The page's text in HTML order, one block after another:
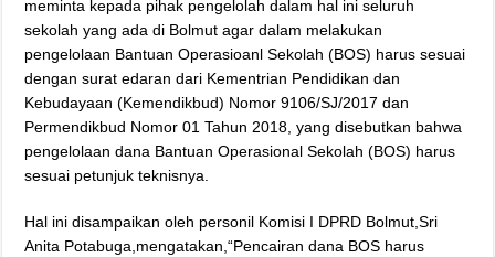
meminta kepada pihak pengelolah dalam hal ini seluruh
sekolah yang ada di Bolmut agar dalam melakukan
pengelolaan Bantuan Operasioanl Sekolah (BOS) harus sesuai
dengan surat edaran dari Kementrian Pendidikan dan
Kebudayaan (Kemendikbud) Nomor 9106/SJ/2017 dan
Permendikbud Nomor 01 Tahun 2018, yang disebutkan bahwa
pengelolaan dana Bantuan Operasional Sekolah (BOS) harus
sesuai petunjuk teknisnya.
Hal ini disampaikan oleh personil Komisi I DPRD Bolmut,Sri
Anita Potabuga,mengatakan,“Pencairan dana BOS harus